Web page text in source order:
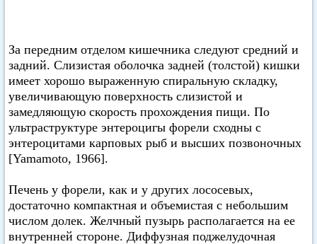
За передним отделом кишечника следуют средний и
задний. Слизистая оболочка задней (толстой) кишки
имеет хорошо выраженную спиральную складку,
увеличивающую поверхность слизистой и
замедляющую скорость прохождения пищи. По
ультраструктуре энтероцигы форели сходны с
энтероцитами карповых рыб и высших позвоночных
[Yamamoto, 1966].
Печень у форели, как и у других лососевых,
достаточно компактная и объемистая с небольшим
числом долек. Желчный пузырь располагается на ее
внутренней стороне. Диффузная поджелудочная